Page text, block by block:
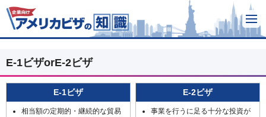
E-1ビザorE-2ビザ
E-1ビザ
相当額の定期的・継続的な貿易
E-2ビザ
事業を行うに足る十分な投資が